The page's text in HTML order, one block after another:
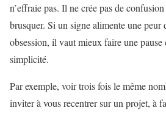
n’effraie pas. Il ne crée pas de
brusquer. Si un signe alimente une peur
obsession, il vaut mieux faire une pause
simplicité.
Par exemple, voir trois fois le même
inviter à vous recentrer sur un projet, à